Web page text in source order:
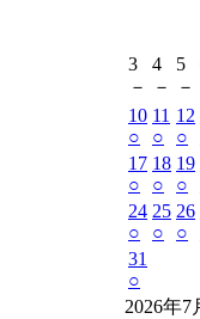
3
－
4
－
5
－
10
○
11
○
12
○
17
○
18
○
19
○
24
○
25
○
26
○
31
○
2026年7